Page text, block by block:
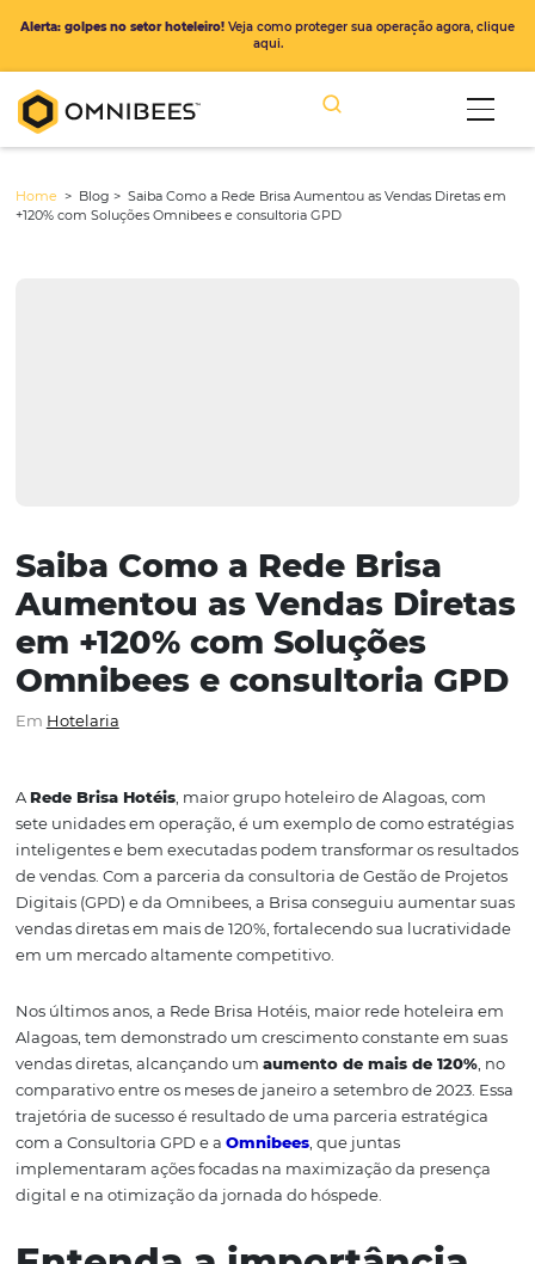
> Blog >
Saiba Como a Rede Brisa
Aumentou as Vendas
Omnibees e consultoria
EmHotelaria
ARede Brisa Hotéis, maior grupo hoteleiro de Alagoas,
sete unidades em operação, é um exemplo de como
de vendas. Com a parceria da consultoria de Gestão de
Digitais (GPD) e da Omnibees, a Brisa conseguiu
vendas diretas em mais de 120%, fortalecendo sua
em um mercado altamente competitivo.
Nos últimos anos, a Rede Brisa Hotéis, maior rede
vendas diretas, alcançando umaumento de mais de
Alerta: golpes no setor hoteleiro!Veja como proteger sua operação